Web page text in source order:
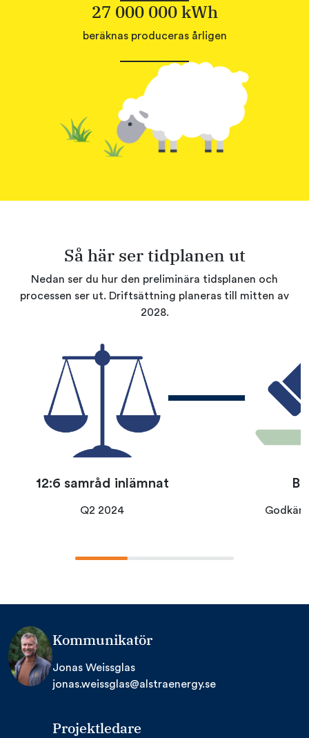
27 000 000 kWh
beräknas produceras årligen
Så här ser tidplanen ut
Nedan ser du hur den preliminära tidsplanen och
processen ser ut. Driftsättning planeras till mitten av
2028.
12:6 samråd inlämnat
Q2 2024
Kommunikatör
Jonas Weissglas
jonas.weissglas@alstraenergy.se
Projektledare